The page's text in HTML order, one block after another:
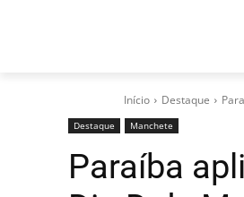
Início Destaque
Destaque Manchete
Paraíba